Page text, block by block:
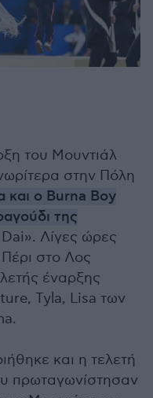
του Μουντιάλ
στην Πόλη
και ο Burna Boy
της
Dai». Λίγες ώρες
στο Λος
έναρξης
Tyla, Lisa των
και η τελετή
πρωταγωνίστησαν